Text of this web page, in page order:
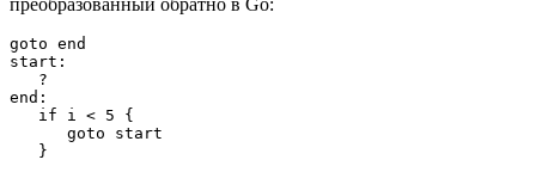
преобразованный обратно в Go:
goto end
start:
end: